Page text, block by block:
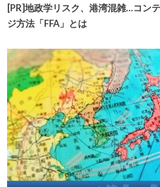
[PR]地政学リスク、港湾混雑…コン
ジ方法「FFA」とは